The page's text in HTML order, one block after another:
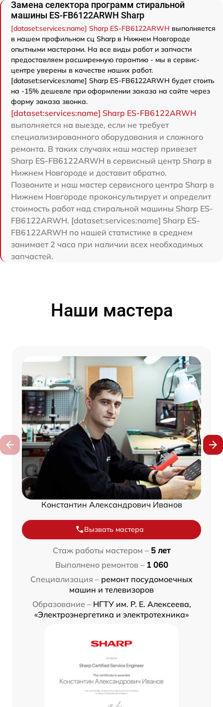
Замена селектора программ стиральной
машины ES-FB6122ARWH Sharp
[dataset:services:name] Sharp ES-FB6122ARWH выполняется
в нашем профильном сц Sharp в Нижнем Новгороде
опытными мастерами. На все виды работ и запчасти
предоставляем расширенную гарантию - мы в сервис-
центре уверены в качестве наших работ.
[dataset:services:name] Sharp ES-FB6122ARWH будет стоить
на -15% дешевле при оформлении заказа на сайте через
форму заказа звонка.
[dataset:services:name] Sharp ES-FB6122ARWH
выполняется на выезде, если не требует
специализированного оборудования и сложного
ремонта. В таких случаях наш мастер привезет
Sharp ES-FB6122ARWH в сервисный центр Sharp в
Нижнем Новгороде и доставит обратно.
Позвоните и наш мастер сервисного центра Sharp в
Нижнем Новгороде проконсультирует и определит
стоимость работ над стиральной машины Sharp ES-
FB6122ARWH. [dataset:services:name] Sharp ES-
FB6122ARWH по нашей статистике в среднем
занимает 2 часа при наличии всех необходимых
запчастей.
Наши мастера
Константин Александрович Иванов
Вызвать мастера
Стаж работы мастером – 5 лет
Выполнено ремонтов – 1 060
Специализация – ремонт посудомоечных
машин и телевизоров
Образование – НГТУ им. Р. Е. Алексеева,
«Электроэнергетика и электротехника»